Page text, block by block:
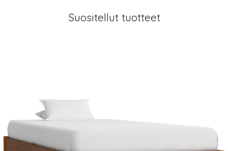
Suositellut tuotteet